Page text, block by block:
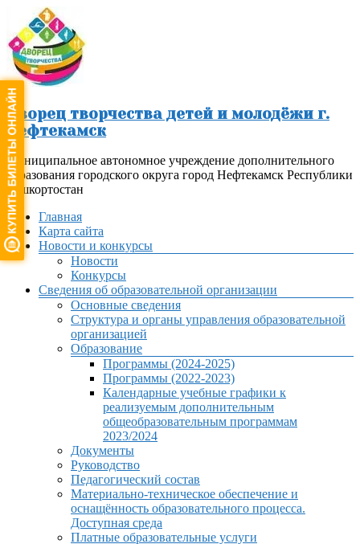
Перейти
содержимому
Дворец творчества детей и молодёжи г.
Нефтекамск
Муниципальное автономное учреждение дополнительного
образования городского округа город Нефтекамск Республики
Башкортостан
МенюГлавная
Карта сайта
Новости и конкурсы
Новости
Конкурсы
Сведения об образовательной организации
Основные сведения
Структура и органы управления образовательной
организацией
Образование
Программы (2024-2025)
Программы (2022-2023)
Календарные учебные графики к
реализуемым дополнительным
общеобразовательным программам
2023/2024
Документы
Руководство
Педагогический состав
Материально-техническое обеспечение и
оснащённость образовательного процесса.
Доступная среда
Платные образовательные услуги